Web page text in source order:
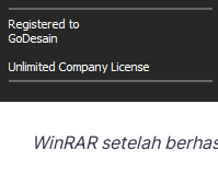
WinRAR setelah